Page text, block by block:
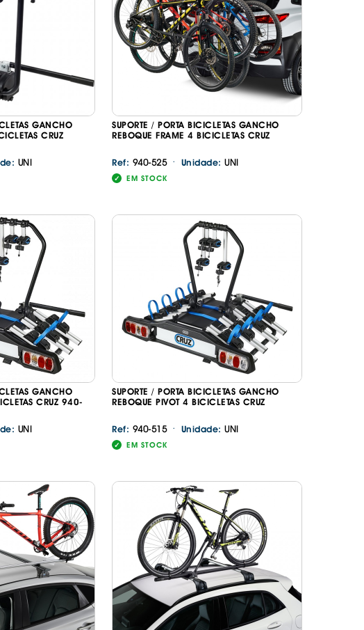
GANCHO
CRUZ
UNI
SUPORTE / PORTA BICICLETAS GANCHO
REBOQUE FRAME 4 BICICLETAS CRUZ
Ref: 940-525 · Unidade:UNI
EM STOCK
GANCHO
CRUZ 940-
UNI
SUPORTE / PORTA BICICLETAS GANCHO
REBOQUE PIVOT 4 BICICLETAS CRUZ
Ref: 940-515 · Unidade:UNI
EM STOCK